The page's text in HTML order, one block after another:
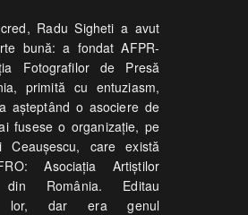
Radu Sigheti a avut
bună: a fondat AFPR-
Fotografilor de Presă
primită cu entuziasm,
așteptând o asociere de
fusese o organizație, pe
Ceaușescu, care există
Asociația Artiștilor
din România. Editau
lor, dar era genul